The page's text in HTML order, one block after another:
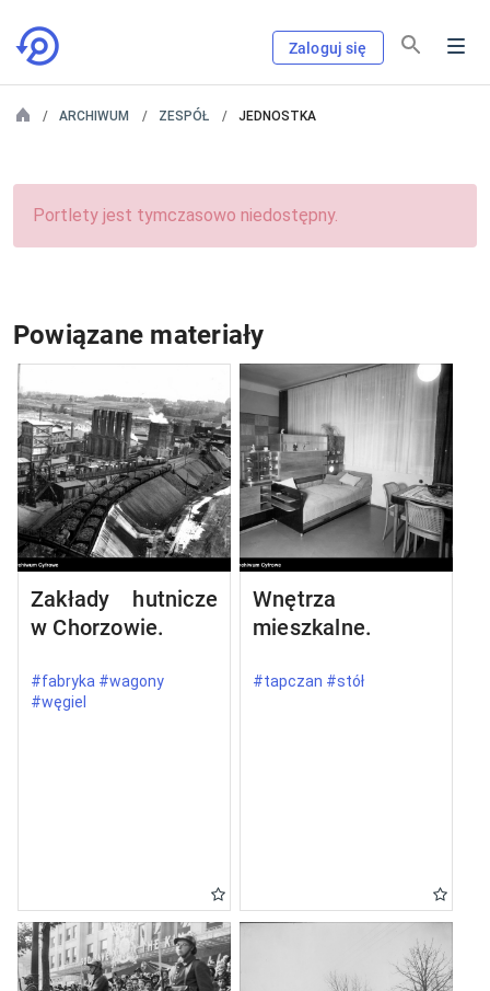
Zaloguj się
ARCHIWUM ZESPÓŁ JEDNOSTKA
Portlety jest tymczasowo niedostępny.
Powiązane materiały
Zakłady hutnicze
w Chorzowie.
#fabryka #wagony
#węgiel
Wnętrza
mieszkalne.
#tapczan #stół